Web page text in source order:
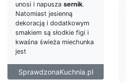
unosi i napusza sernik.
Natomiast jesienną
dekoracją i dodatkowym
smakiem są słodkie figi i
kwaśna świeża miechunka
jest
SprawdzonaKuchnia.pl